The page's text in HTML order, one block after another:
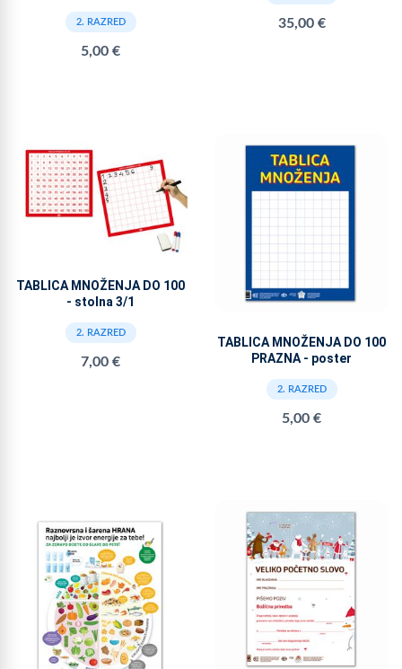
2. RAZRED
5,00 €
35,00 €
TABLICA MNOŽENJA DO 100
- stolna 3/1
2. RAZRED
7,00 €
TABLICA MNOŽENJA DO 100
PRAZNA - poster
2. RAZRED
5,00 €